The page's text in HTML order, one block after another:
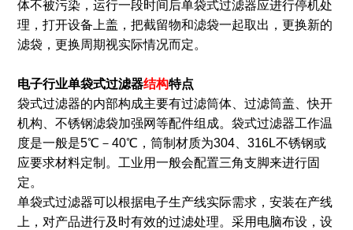
体不被污染，运行一段时间后单袋式过滤器应进行停机处
理，打开设备上盖，把截留物和滤袋一起取出，更换新的
滤袋，更换周期视实际情况而定。
电子行业单袋式过滤器结构特点
袋式过滤器的内部构成主要有过滤筒体、过滤筒盖、快开
机构、不锈钢滤袋加强网等配件组成。袋式过滤器工作温
度是一般是5℃－40℃，筒制材质为304、316L不锈钢或
应要求材料定制。工业用一般会配置三角支脚来进行固
定。
单袋式过滤器可以根据电子生产线实际需求，安装在产线
上，对产品进行及时有效的过滤处理。采用电脑布设，设